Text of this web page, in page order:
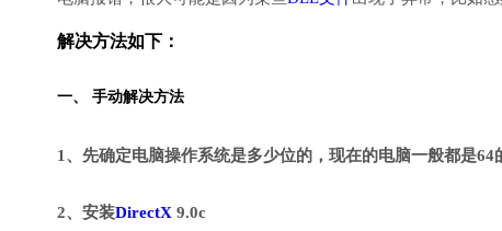
解决方法如下：
一、 手动解决方法
1、先确定电脑操作系统是多少位的，现在的电脑一般都是64
2、安装DirectX 9.0c